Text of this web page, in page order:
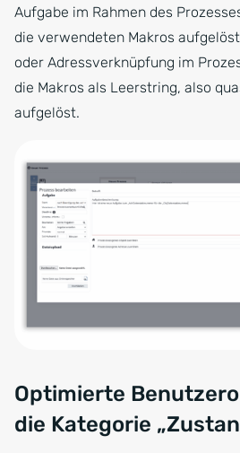
Aufgabe im Rahmen des
die verwendeten Makros
oder Adressverknüpfung im
die Makros als Leerstring, also
aufgelöst.
Optimierte
die Kategorie